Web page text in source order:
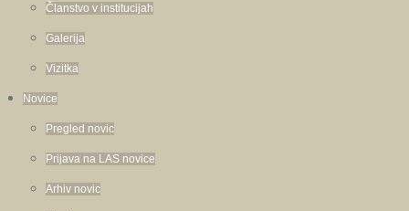
Članstvo v institucijah
Galerija
Vizitka
Novice
Pregled novic
Prijava na LAS novice
Arhiv novic